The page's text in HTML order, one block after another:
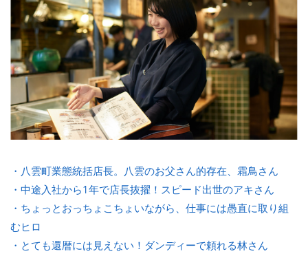
・八雲町業態統括店長。八雲のお父さん的存在、霜鳥さん
・中途入社から1年で店長抜擢！スピード出世のアキさん
・ちょっとおっちょこちょいながら、仕事には愚直に取り組
むヒロ
・とても還暦には見えない！ダンディーで頼れる林さん